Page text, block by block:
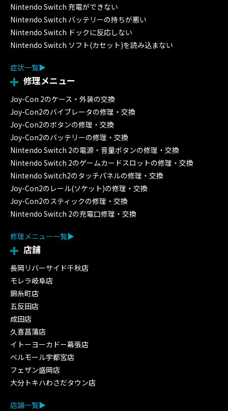
Nintendo Switch 充電ができない
Nintendo Switch バッテリーの持ちが悪い
Nintendo Switch ドックに反応しない
Nintendo Switch ソフト(カセット)を読み込まない
症状一覧
修理メニュー
Joy-Con 2のケース・外装の交換
Joy-Con2のバイブレータの修理・交換
Joy-Con2のボタンの修理・交換
Joy-Con2のバッテリーの修理・交換
Nintendo Switch 2の電源・音量ボタンの修理・交換
Nintendo Switch 2のゲームカードスロットの修理・交換
Nintendo Switch2のタッチパネルの修理・交換
Joy-Con2のレール(ソケット)の修理・交換
Joy-Con2のスティックの修理・交換
Nintendo Switch 2の充電口修理・交換
修理メニュー一覧
店舗
長岡リバーサイド千秋店
モレラ岐阜店
錦糸町店
五反田店
成田店
久喜菖蒲店
イトーヨーカドー幕張店
ベルモール宇都宮店
フェザン盛岡店
大分トキハわさだタウン店
店舗一覧